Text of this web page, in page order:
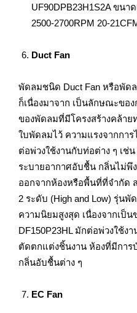
UF90DPB23H1S2A ขนา
2500-2700RPM 20-
Duct Fan
พัดลมชนิด Duct Fan หรือพัด
ก็เนื่องมาจาก เป็นลักษณะขอ
ของพัดลมที่มีโครงสร้างคล้า
ใบพัดลมไว้ ความแรงจากกา
ต่อพ่วงใช้งานกับท่อต่าง ๆ เช่
ระบายอากาศอับชื้น กลิ่นไม่พึ
ออกจากห้องหรือพื้นที่ที่จำกัด
2 ระดับ (High and Low) รุ่น
ความนิยมสูงสุด เนื่องจากเป็
DF150P23HL มักต่อพ่วงใช้ง
ตัดตกแต่งชิ้นงาน ห้องที่มีการ
กลิ่นอับชื้นต่าง ๆ
EC Fan